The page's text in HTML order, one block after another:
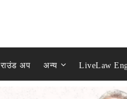
राउंड अप अन्य LiveLaw